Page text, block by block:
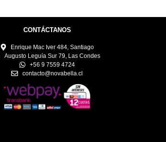
CONTÁCTANOS
Enrique Mac Iver 484, Santiago
Augusto Leguía Sur 79, Las Condes
+56 9 7559 4724
contacto@novabella.cl